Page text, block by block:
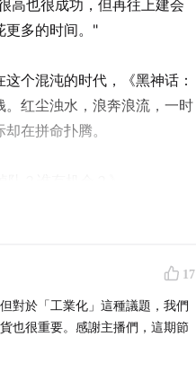
高也很成功，但再往上建会
更多的时间。"
个混沌的时代，《黑神话：
红尘浊水，浪奔浪流，一时
在拼命扑腾。
？谁有机会？》
17
對於‎「工業化」這種議題，我們‎
也很重要。感謝主播們，這期節